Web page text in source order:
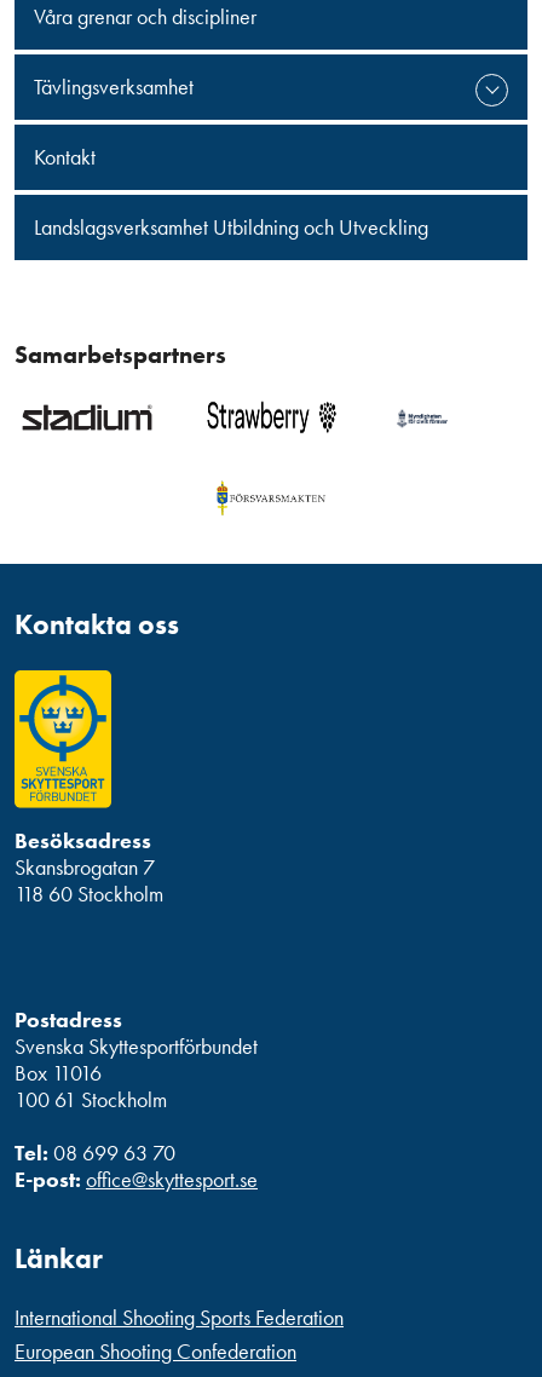
Våra grenar och discipliner
Tävlingsverksamhet
Kontakt
Landslagsverksamhet Utbildning och Utveckling
Samarbetspartners
Kontakta oss
Besöksadress
Skansbrogatan 7
118 60 Stockholm
Postadress
Svenska Skyttesportförbundet
Box 11016
100 61 Stockholm
Tel: 08 699 63 70
E-post: office@skyttesport.se
Länkar
International Shooting Sports Federation
European Shooting Confederation